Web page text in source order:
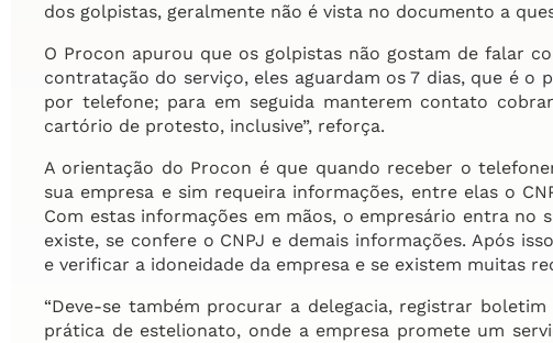
dos golpistas, geralmente não é vista no documento a
O Procon apurou que os golpistas não gostam de falar
contratação do serviço, eles aguardam os 7 dias, que é o
por telefone; para em seguida manterem contato
cartório de protesto, inclusive”, reforça.
A orientação do Procon é que quando receber o
sua empresa e sim requeira informações, entre elas o
Com estas informações em mãos, o empresário entra no
existe, se confere o CNPJ e demais informações. Após
e verificar a idoneidade da empresa e se existem muitas
“Deve-se também procurar a delegacia, registrar
prática de estelionato, onde a empresa promete um